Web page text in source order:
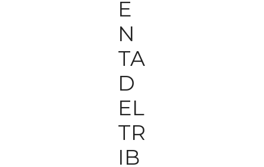
E
N
TA
D
EL
TR
IB